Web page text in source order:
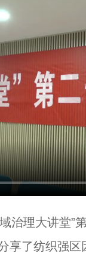
理大讲堂”
享了纺织强